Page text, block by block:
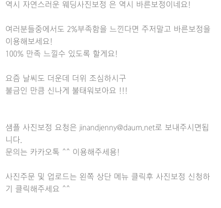
역시 자연스러운 웨딩사진보정 은 역시 바른보정이네요!
여러분들중에서도 2%부족함을 느낀다면 주저말고 바른보정을
이용해보세요!
100% 만족 느낄수 있도록 할게요!
요즘 날씨도 더운데 더위 조심하시구
불금인 만큼 신나게 불태워보아요 !!!
샘플 사진보정 요청은 jinandjenny@daum.net로 보내주시면됩
니다.
문의는 카카오톡 ^^ 이용해주세용!
사진주문 및 업로드는 왼쪽 상단 메뉴 클릭후 사진보정 신청하
기 클릭해주세요 ^^